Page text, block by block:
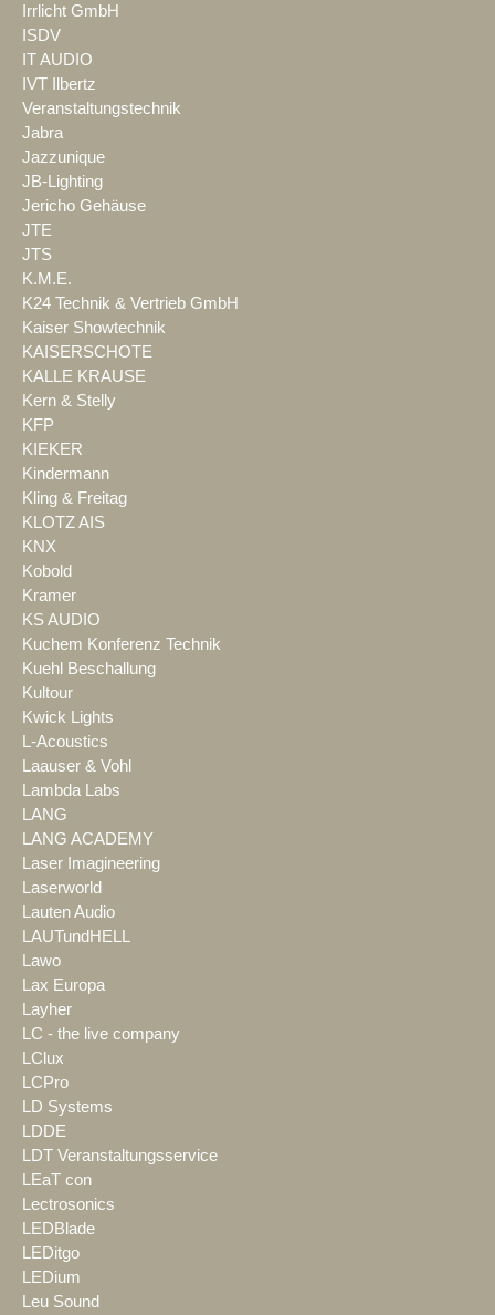
Irrlicht GmbH
ISDV
IT AUDIO
IVT Ilbertz
Veranstaltungstechnik
Jabra
Jazzunique
JB-Lighting
Jericho Gehäuse
JTE
JTS
K.M.E.
K24 Technik & Vertrieb GmbH
Kaiser Showtechnik
KAISERSCHOTE
KALLE KRAUSE
Kern & Stelly
KFP
KIEKER
Kindermann
Kling & Freitag
KLOTZ AIS
KNX
Kobold
Kramer
KS AUDIO
Kuchem Konferenz Technik
Kuehl Beschallung
Kultour
Kwick Lights
L-Acoustics
Laauser & Vohl
Lambda Labs
LANG
LANG ACADEMY
Laser Imagineering
Laserworld
Lauten Audio
LAUTundHELL
Lawo
Lax Europa
Layher
LC - the live company
LClux
LCPro
LD Systems
LDDE
LDT Veranstaltungsservice
LEaT con
Lectrosonics
LEDBlade
LEDitgo
LEDium
Leu Sound